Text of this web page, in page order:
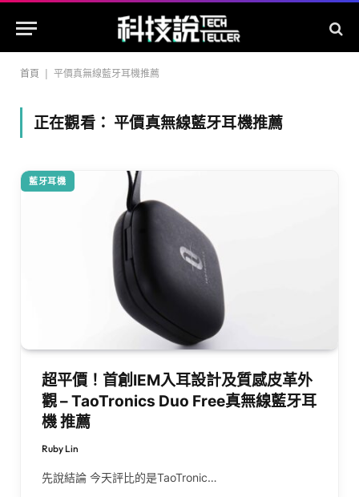
首頁 平價真無線藍牙耳機推薦
正在觀看： 平價真無線藍牙耳機推薦
藍牙耳機
超平價！首創IEM入耳設計及質感皮革外
觀 – TaoTronics Duo Free真無線藍牙耳
機 推薦
Ruby Lin
先說結論 今天評比的是TaoTronic…